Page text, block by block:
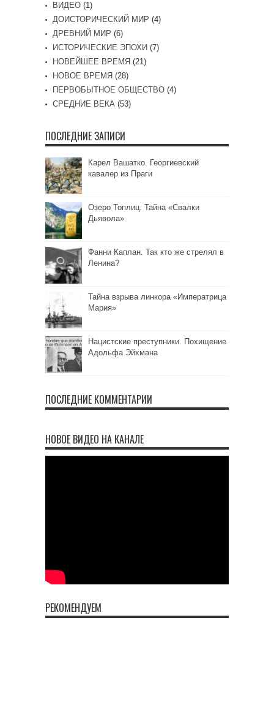
ВИДЕО (1)
ДОИСТОРИЧЕСКИЙ МИР (4)
ДРЕВНИЙ МИР (6)
ИСТОРИЧЕСКИЕ ЭПОХИ (7)
НОВЕЙШЕЕ ВРЕМЯ (21)
НОВОЕ ВРЕМЯ (28)
ПЕРВОБЫТНОЕ ОБЩЕСТВО (4)
СРЕДНИЕ ВЕКА (53)
ПОСЛЕДНИЕ ЗАПИСИ
Карел Вашатко. Георгиевский
кавалер из Праги
Озеро Топлиц. Тайна «Свалки
Дьявола»
Фанни Каплан. Так кто же стрелял в
Ленина?
Тайна взрыва линкора «Императрица
Мария»
Нацистские преступники. Похищение
Адольфа Эйхмана
ПОСЛЕДНИЕ КОММЕНТАРИИ
НОВОЕ ВИДЕО НА КАНАЛЕ
РЕКОМЕНДУЕМ